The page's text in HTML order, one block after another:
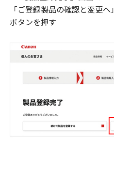
「ご登録製品の確認と変更へ」
ボタンを押す